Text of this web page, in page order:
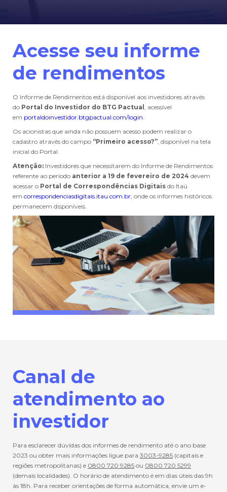
Acesse seu informe
de rendimentos
O Informe de Rendimentos está disponível aos investidores através
do Portal do Investidor do BTG Pactual
, acessível
em portaldoinvestidor.btgpactual.com/login
Os acionistas que ainda não possuem acesso podem realizar o
cadastro através do campo “Primeiro acesso?” , disponível na tela
inicial do Portal.
Atenção: Investidores que necessitarem do Informe de Rendimentos
referente ao período anterior a 19 de fevereiro de 2024 devem
acessar o Portal de Correspondências Digitais do Itaú
em correspondenciasdigitais.itau.com.br , onde os informes históricos
permanecem disponíveis.
Canal de
atendimento ao
investidor
Para esclarecer dúvidas dos informes de rendimento até o ano base
2023 ou obter mais informações ligue para 3003-9285 (capitais e
regiões metropolitanas) e 0800 720 9285 ou 0800 720 5299
(demais localidades). O horário de atendimento é em dias úteis das 9h
às 18h. Para receber orientações de forma automática, envie um e-